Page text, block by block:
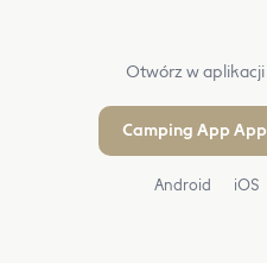
Otwórz w aplikacji
Camping App App
Android iOS